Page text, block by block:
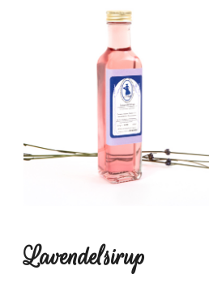
Lavendelsirup